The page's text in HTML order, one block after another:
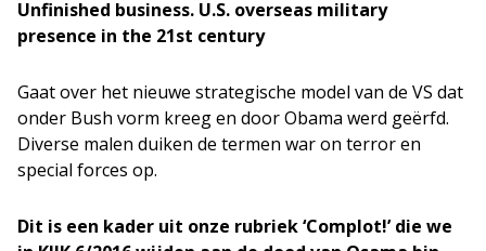
Unfinished business. U.S. overseas military
presence in the 21st century
Gaat over het nieuwe strategische model van de VS dat
onder Bush vorm kreeg en door Obama werd geërfd.
Diverse malen duiken de termen war on terror en
special forces op.
Dit is een kader uit onze rubriek ‘Complot!’ die we